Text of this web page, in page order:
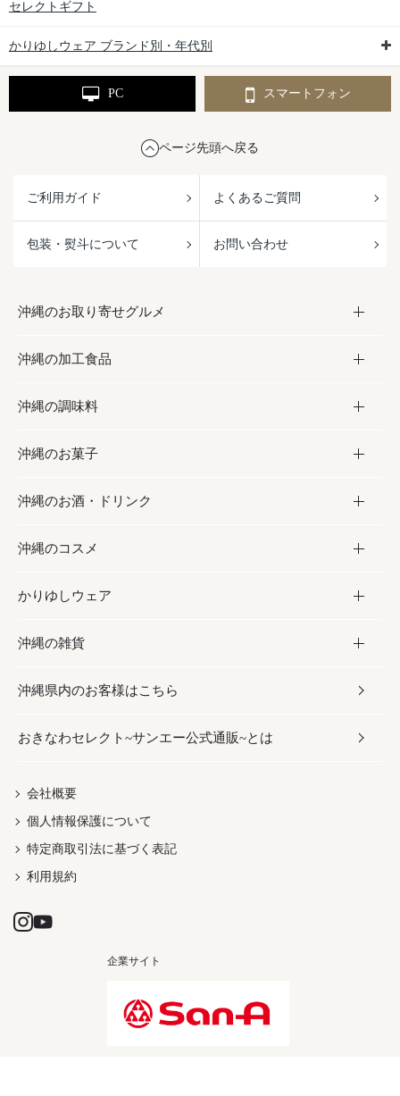
セレクトギフト
かりゆしウェア ブランド別・年代別
PC スマートフォン
ページ先頭へ戻る
ご利用ガイド よくあるご質問
包装・熨斗について お問い合わせ
沖縄のお取り寄せグルメ
お取り寄せグルメ
フルーツ・野菜
お肉
海産物
沖縄の加工食品
加工食品
缶詰／パウチ
沖縄料理
沖縄そば／乾麺
レトルト食品
乾物／粉類
沖縄の調味料
調味料
砂糖／黒砂糖
塩
お酢／ドレッシング
しょうゆ
みそ
だし／スパイス／島唐辛子
沖縄のお菓子
お菓子
黒糖
ちんすこう
伝統菓子
スナック
おつまみ
紅芋
沖縄のお酒・ドリンク
お酒・ドリンク
泡盛
ビール・チューハイ
ワイン・ウィスキー・カクテル
ドリンク
茶葉
沖縄のコスメ
コスメ
スキンケア
ボディケア
ヘアケア
UVケア
かりゆしウェア
かりゆしウェア
メンズ
レディース
沖縄の雑貨
雑貨
沖縄ファッション
伝統工芸品
沖縄県内のお客様はこちら
おきなわセレクト~サンエー公式通販~とは
会社概要
個人情報保護について
特定商取引法に基づく表記
利用規約
企業サイト